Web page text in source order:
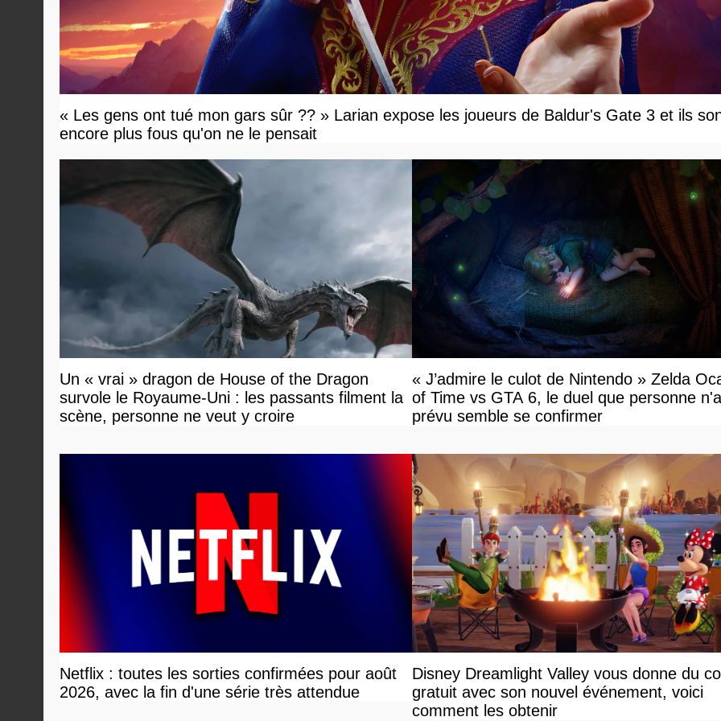
« Les gens ont tué mon gars sûr ?? » Larian expose les joueurs de Baldur's Gate 3 et ils
encore plus fous qu'on ne le pensait
Un « vrai » dragon de House of the Dragon
survole le Royaume-Uni : les passants filment la
scène, personne ne veut y croire
« J’admire le culot de Nintendo » Zelda
of Time vs GTA 6, le duel que personne
prévu semble se confirmer
Netflix : toutes les sorties confirmées pour août
2026, avec la fin d'une série très attendue
Disney Dreamlight Valley vous donne du
gratuit avec son nouvel événement, voici
comment les obtenir